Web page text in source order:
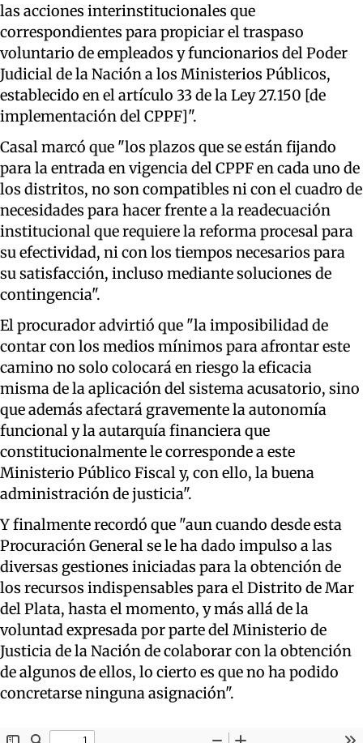
las acciones interinstitucionales que
correspondientes para propiciar el traspaso
voluntario de empleados y funcionarios del Poder
Judicial de la Nación a los Ministerios Públicos,
establecido en el artículo 33 de la Ley 27.150 [de
implementación del CPPF]".
Casal marcó que "los plazos que se están fijando
para la entrada en vigencia del CPPF en cada uno de
los distritos, no son compatibles ni con el cuadro de
necesidades para hacer frente a la readecuación
institucional que requiere la reforma procesal para
su efectividad, ni con los tiempos necesarios para
su satisfacción, incluso mediante soluciones de
contingencia".
El procurador advirtió que "la imposibilidad de
contar con los medios mínimos para afrontar este
camino no solo colocará en riesgo la eficacia
misma de la aplicación del sistema acusatorio, sino
que además afectará gravemente la autonomía
funcional y la autarquía financiera que
constitucionalmente le corresponde a este
Ministerio Público Fiscal y, con ello, la buena
administración de justicia".
Y finalmente recordó que "aun cuando desde esta
Procuración General se le ha dado impulso a las
diversas gestiones iniciadas para la obtención de
los recursos indispensables para el Distrito de Mar
del Plata, hasta el momento, y más allá de la
voluntad expresada por parte del Ministerio de
Justicia de la Nación de colaborar con la obtención
de algunos de ellos, lo cierto es que no ha podido
concretarse ninguna asignación".